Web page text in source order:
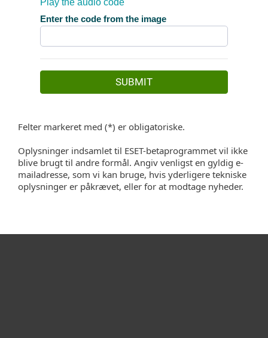
Felter markeret med (*) er obligatoriske.
Oplysninger indsamlet til ESET-betaprogrammet vil ikke
blive brugt til andre formål. Angiv venligst en gyldig e-
mailadresse, som vi kan bruge, hvis yderligere tekniske
oplysninger er påkrævet, eller for at modtage nyheder.